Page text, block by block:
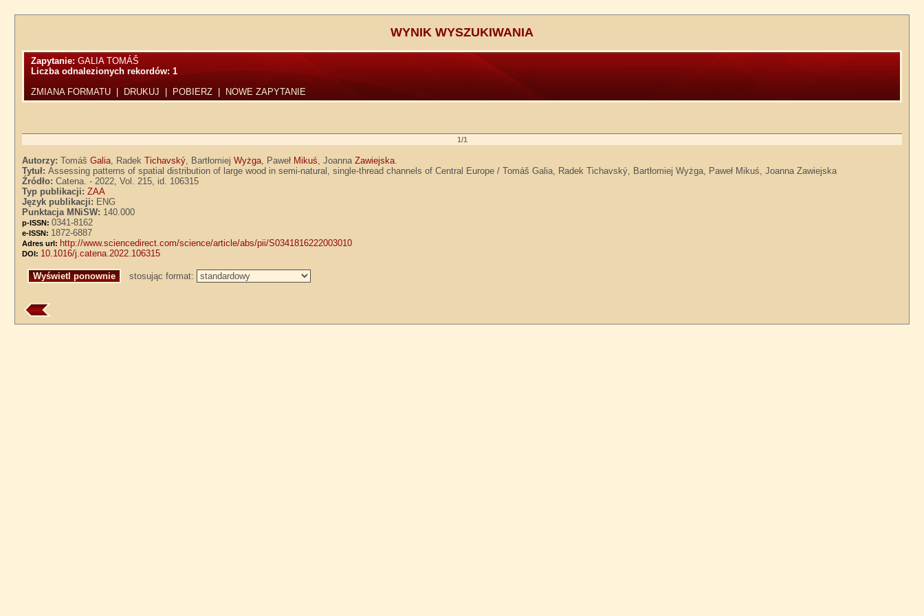
WYNIK WYSZUKIWANIA
Zapytanie:GALIA TOMÁŠ
Liczba odnalezionych rekordów:1
ZMIANA FORMATU
DRUKUJ POBIERZ NOWE ZAPYTANIE
1/1
Autorzy:TomášGalia, RadekTichavský, BartłomiejWyżga, Paweł Mikuś, JoannaZawiejska.
Tytuł:Assessing patterns of spatial distribution of large wood in semi-natural, single-thread channels of Central Europe / Tomáš Galia, Radek Tichavský, Bartłomiej Wyżga, Paweł Mikuś, Joanna Zawiejska
Źródło:Catena. - 2022, Vol. 215, id. 106315
Typ publikacji:ZAA
Język publikacji: ENG
Punktacja MNiSW: 140.000
p-ISSN:0341-8162
e-ISSN: 1872-6887
Adres url: http://www.sciencedirect.com/science/article/abs/pii/S0341816222003010
DOI: 10.1016/j.catena.2022.106315
stosując format: